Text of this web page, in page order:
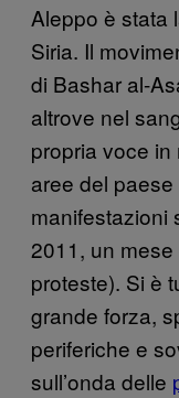
Aleppo è stata
Siria. Il
di Bashar al-
altrove nel
propria voce in
aree del
manifestazioni
2011, un mese
proteste). Si è
grande forza,
periferiche e
sull’onda delle